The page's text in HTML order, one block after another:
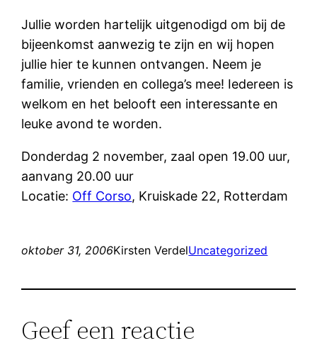
Jullie worden hartelijk uitgenodigd om bij de
bijeenkomst aanwezig te zijn en wij hopen
jullie hier te kunnen ontvangen. Neem je
familie, vrienden en collega’s mee! Iedereen is
welkom en het belooft een interessante en
leuke avond te worden.
Donderdag 2 november, zaal open 19.00 uur,
aanvang 20.00 uur
Locatie: Off Corso, Kruiskade 22, Rotterdam
oktober 31, 2006Kirsten VerdelUncategorized
Geef een reactie